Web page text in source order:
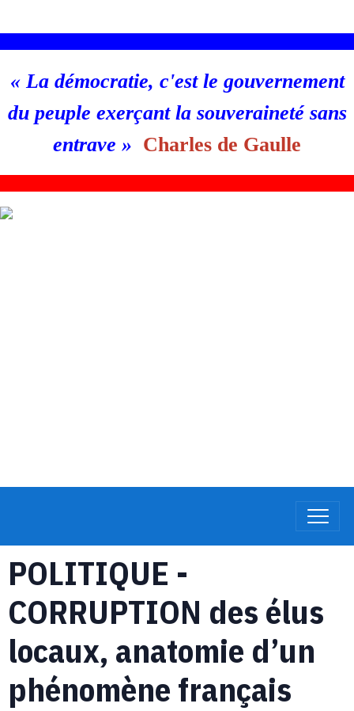
«La démocratie, c'est le gouvernement
du peuple exerçant la souveraineté sans
entrave » Charles de Gaulle
POLITIQUE -
CORRUPTION des élus
locaux, anatomie d’un
phénomène français